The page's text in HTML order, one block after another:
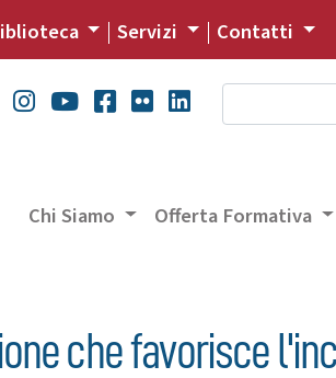
Servizi Contatti
Chi Siamo Offerta Formativa
che favorisce